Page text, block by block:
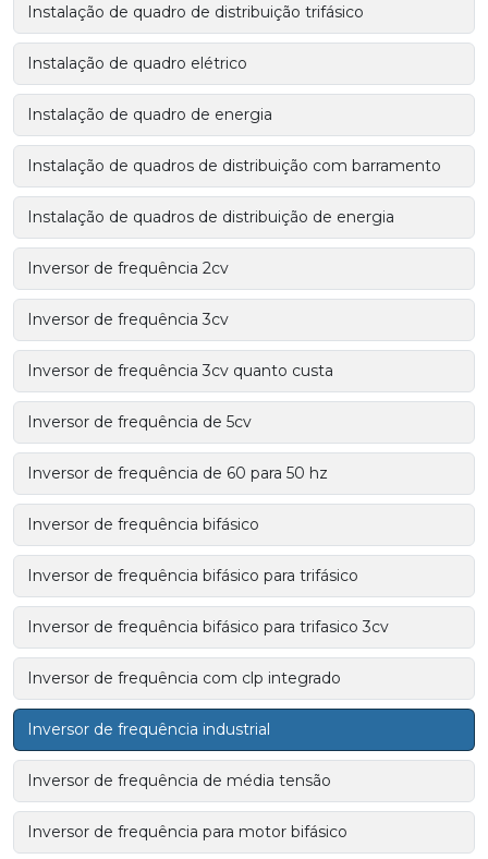
Instalação de quadro de distribuição trifásico
Instalação de quadro elétrico
Instalação de quadro de energia
Instalação de quadros de distribuição com barramento
Instalação de quadros de distribuição de energia
Inversor de frequência 2cv
Inversor de frequência 3cv
Inversor de frequência 3cv quanto custa
Inversor de frequência de 5cv
Inversor de frequência de 60 para 50 hz
Inversor de frequência bifásico
Inversor de frequência bifásico para trifásico
Inversor de frequência bifásico para trifasico 3cv
Inversor de frequência com clp integrado
Inversor de frequência industrial
Inversor de frequência de média tensão
Inversor de frequência para motor bifásico